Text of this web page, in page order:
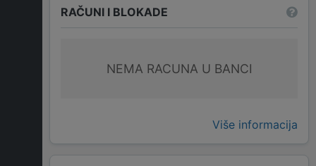
RAČUNI I BLOKADE
NEMA RACUNA U BANCI
Više informacija